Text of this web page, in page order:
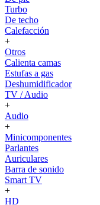
Turbo
De techo
Calefacción
+
Otros
Calienta camas
Estufas a gas
Deshumidificador
TV / Audio
+
Audio
+
Minicomponentes
Parlantes
Auriculares
Barra de sonido
Smart TV
+
HD